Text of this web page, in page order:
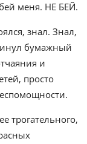
меня. НЕ БЕЙ.
знал. Знал,
бумажный
и
просто
трогательного,